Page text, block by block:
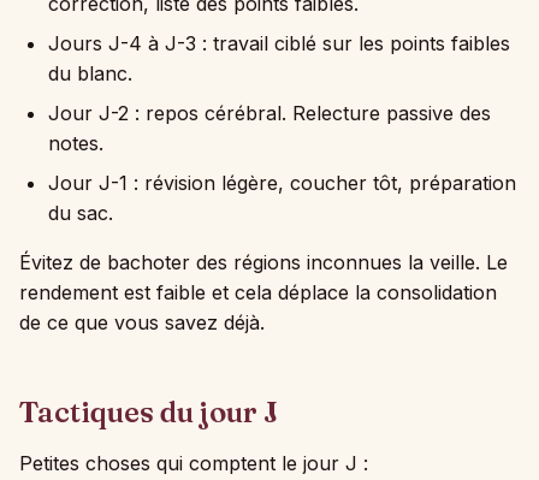
Jours J-4 à J-3 : travail ciblé sur les points faibles
du blanc.
Jour J-2 : repos cérébral. Relecture passive des
notes.
Jour J-1 : révision légère, coucher tôt, préparation
du sac.
Évitez de bachoter des régions inconnues la veille. Le
rendement est faible et cela déplace la consolidation
de ce que vous savez déjà.
Tactiques du jour J
Petites choses qui comptent le jour J :